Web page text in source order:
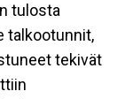
tulosta
talkootunnit,
tekivät